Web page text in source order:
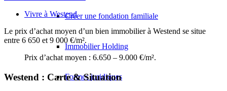
Créer une fondation familiale
Immobilier Holding
Formes juridiques
Vivre à Westend
Le prix d’achat moyen d’un bien immobilier à Westend se situe
entre 6 650 et 9 000 €/m².
Prix d’achat moyen : 6.650 – 9.000 €/m².
Westend : Carte & Situation